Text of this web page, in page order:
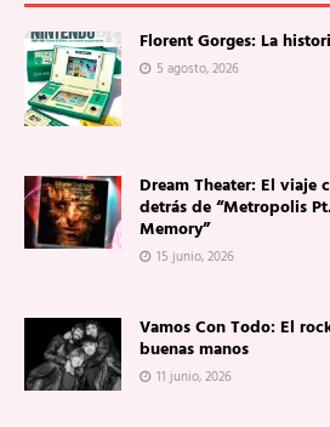
Florent Gorges: La
5 agosto, 2026
Dream Theater: El viaje
detrás de “Metropolis
Memory”
15 junio, 2026
Vamos Con Todo: El
buenas manos
11 junio, 2026